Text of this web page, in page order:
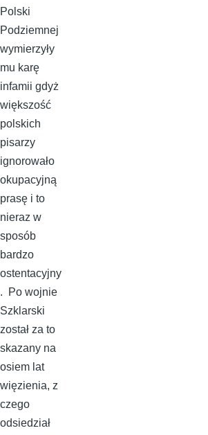
Polski
Podziemnej
wymierzyły
mu karę
infamii gdyż
większość
polskich
pisarzy
ignorowało
okupacyjną
prasę i to
nieraz w
sposób
bardzo
ostentacyjny
. Po wojnie
Szklarski
został za to
skazany na
osiem lat
więzienia, z
czego
odsiedział